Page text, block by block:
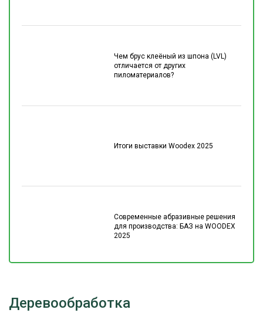
Чем брус клеёный из шпона (LVL)
отличается от других
пиломатериалов?
Итоги выставки Woodex 2025
Современные абразивные решения
для производства: БАЗ на WOODEX
2025
Деревообработка